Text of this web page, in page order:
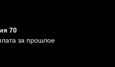
70
за прошлое